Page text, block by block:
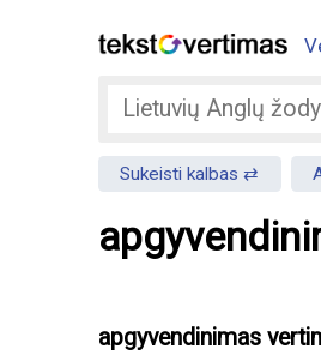
Sukeisti kalbas
apgyvendinimas